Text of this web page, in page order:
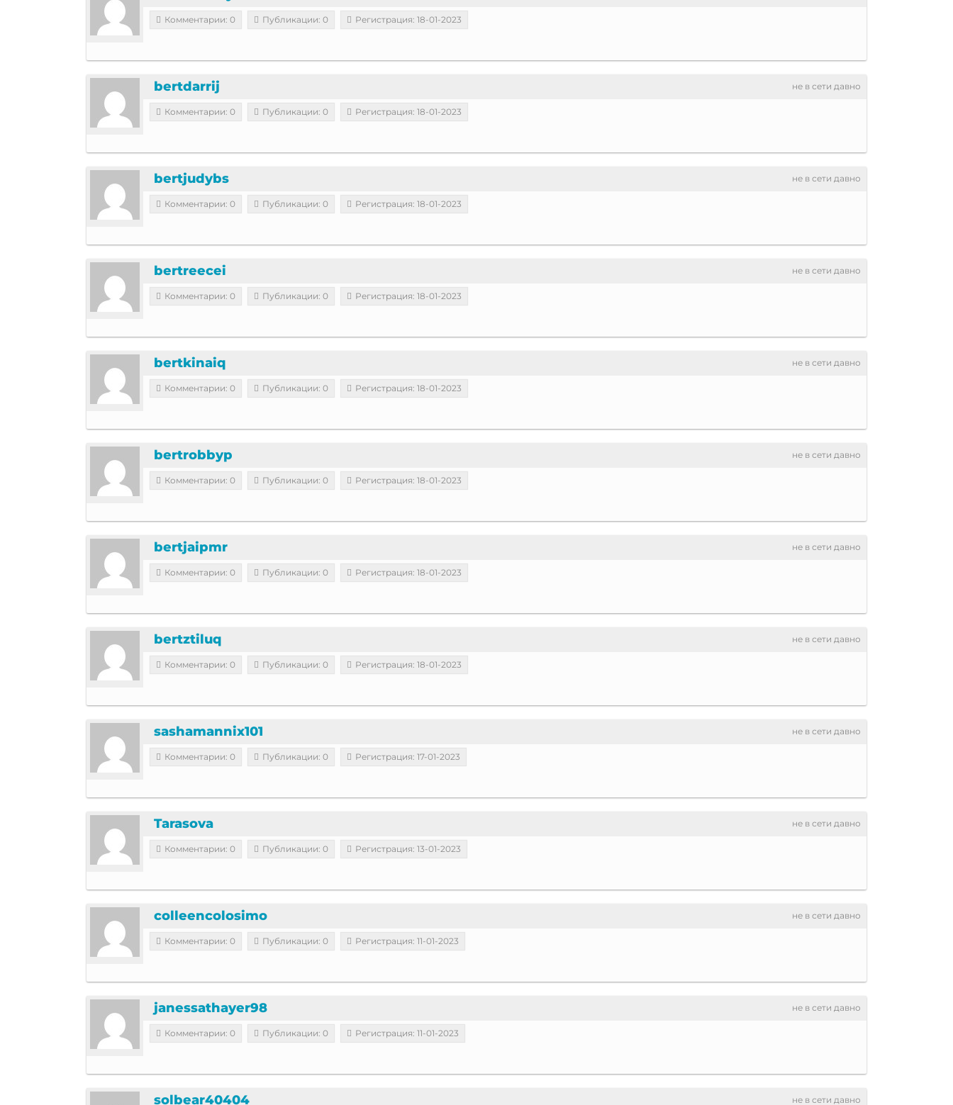
Комментарии: 0 Публикации: 0 Регистрация: 18-01-2023
не в сети давно
bertdarrij
Комментарии: 0 Публикации: 0 Регистрация: 18-01-2023
не в сети давно
bertjudybs
Комментарии: 0 Публикации: 0 Регистрация: 18-01-2023
не в сети давно
bertreecei
Комментарии: 0 Публикации: 0 Регистрация: 18-01-2023
не в сети давно
bertkinaiq
Комментарии: 0 Публикации: 0 Регистрация: 18-01-2023
не в сети давно
bertrobbyp
Комментарии: 0 Публикации: 0 Регистрация: 18-01-2023
не в сети давно
bertjaipmr
Комментарии: 0 Публикации: 0 Регистрация: 18-01-2023
не в сети давно
bertztiluq
Комментарии: 0 Публикации: 0 Регистрация: 18-01-2023
не в сети давно
sashamannix101
Комментарии: 0 Публикации: 0 Регистрация: 17-01-2023
не в сети давно
Tarasova
Комментарии: 0 Публикации: 0 Регистрация: 13-01-2023
не в сети давно
colleencolosimo
Комментарии: 0 Публикации: 0 Регистрация: 11-01-2023
не в сети давно
janessathayer98
Комментарии: 0 Публикации: 0 Регистрация: 11-01-2023
не в сети давно
solbear40404